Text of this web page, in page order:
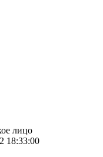
лицо
18:33:00